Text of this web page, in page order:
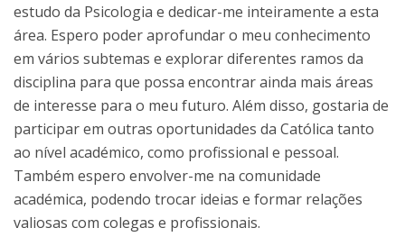
estudo da Psicologia e dedicar-me inteiramente a esta
área. Espero poder aprofundar o meu conhecimento
em vários subtemas e explorar diferentes ramos da
disciplina para que possa encontrar ainda mais áreas
de interesse para o meu futuro. Além disso, gostaria de
participar em outras oportunidades da Católica tanto
ao nível académico, como profissional e pessoal.
Também espero envolver-me na comunidade
académica, podendo trocar ideias e formar relações
valiosas com colegas e profissionais.